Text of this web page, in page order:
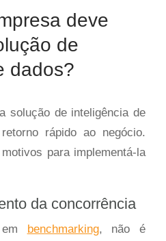
deve
de
dados?
solução de inteligência de
rápido ao negócio.
para implementá-la
da concorrência
benchmarking, não é